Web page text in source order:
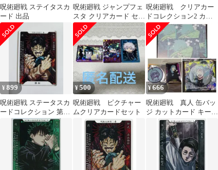
呪術廻戦 ステイタスカ
ード 出品
呪術廻戦 ジャンプフェ
スタ クリアカード セッ
ト
呪術廻戦 クリアカー
ドコレクション2 カー
ド トレカ まとめ売
り
¥899
呪術廻戦 ステータスカ
ードコレクション 第1
弾 脹相
¥500
呪術廻戦 ピクチャー
ムクリアカードセット
¥666
呪術廻戦 真人 缶バッ
ジ カットカード キーホ
ルダー